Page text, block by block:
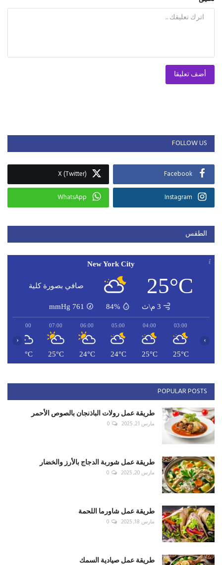
أضف تعليقا
FOLLOW US
Facebook
X (Twitter)
Instagram
WhatsApp
الطقس
New York City
25°C صافي بصورة كلية
3 م\ث 84%
761
mmHg
03:00
25°C
04:00
25°C
05:00
24°C
06:00
24°C
07:00
25°C
08:00
26°C
‹ ›
POPULAR POSTS
طريقة عمل رولات الباذنجان بالصوص الأحمر
مارس 21, 2025 0
طريقة عمل شوربة الدجاج بالأرز والخضار
مارس 20, 2025 0
طريقة عمل شاورما اللحمة
مارس 18, 2025 0
طريقة عمل صيادية السمك